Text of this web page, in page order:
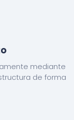
mediante
de forma